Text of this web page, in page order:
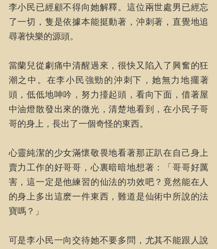
李小民已經顧不得向她解釋。這位兩世處男已經忘
了一切，隻是依據本能挺動著，沖刺著，直覺地追
尋著快樂的源頭。
當蘭兒從劇痛中清醒過來，很快又陷入了興奮的狂
潮之中。在李小民強勁的沖刺下，她無力地擺著
頭，低低地呻吟，努力擡起頭，看向下面，借著屋
中油燈散發出來的微光，清楚地看到，在小民子哥
哥的身上，長出了一個奇怪的東西。
心靈純潔的少女滿懷敬畏地看著那正趴在自己身上
賣力工作的好哥哥，心裏暗暗地想著：「哥哥好厲
害，這一定是他練習的仙法的功效吧？竟然能在人
的身上多出這麽一件東西，難道是仙術中所說的法
寶嗎？」
可是李小民一向交待她不要多問，尤其不能跟人說